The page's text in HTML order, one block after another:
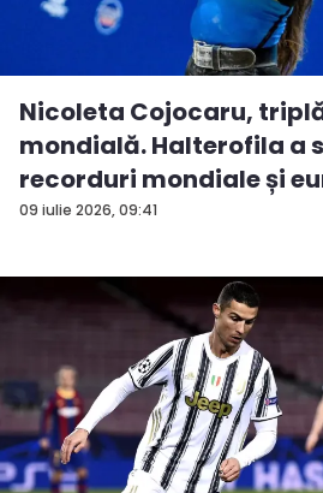
09 iulie 2026, 09:41
Nicoleta Cojocaru,
mondială. Halterofila a
recorduri mondiale și